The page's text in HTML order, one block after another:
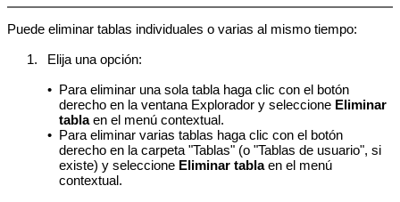
Puede eliminar tablas individuales o varias al mismo tiempo:
1.
Elija una opción:
• Para eliminar una sola tabla haga clic con el botón
derecho en la ventana Explorador y seleccione Eliminar
tablaen el menú contextual.
• Para eliminar varias tablas haga clic con el botón
derecho en la carpeta "Tablas" (o "Tablas de usuario", si
existe) y seleccione Eliminar tablaen el menú
contextual.